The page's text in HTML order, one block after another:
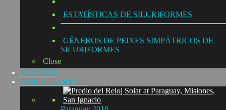
ESTATÍSTICAS DE SILURIFORMES
GÊNEROS DE PEIXES SIMPÁTRICOS DE
SILURIFORMES
Close
REUNIÃO
ÁMÉRICA DO SUL